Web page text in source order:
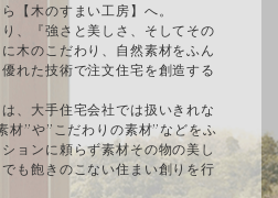
【木のすまい工房】へ。
、『強さと美しさ、そしてその
木のこだわり、自然素材をふん
れた技術で注文住宅を創造する
、大手住宅会社では扱いきれな
材”や”こだわりの素材”などをふ
ョンに頼らず素材その物の美し
も飽きのこない住まい創りを行